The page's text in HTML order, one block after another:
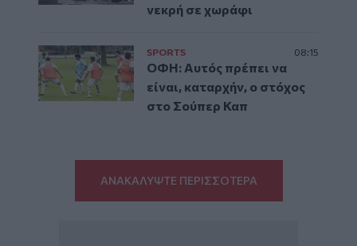
νεκρή σε χωράφι
SPORTS 08:15
ΟΦΗ: Αυτός πρέπει να
είναι, καταρχήν, ο στόχος
στο Σούπερ Καπ
ΑΝΑΚΑΛΥΨΤΕ ΠΕΡΙΣΣΟΤΕΡΑ